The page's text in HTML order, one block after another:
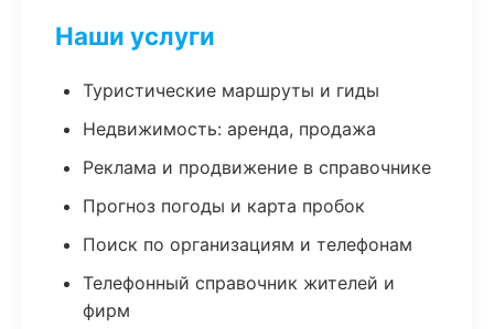
Наши услуги
Туристические маршруты и гиды
Недвижимость: аренда, продажа
Реклама и продвижение в справочнике
Прогноз погоды и карта пробок
Поиск по организациям и телефонам
Телефонный справочник жителей и
фирм